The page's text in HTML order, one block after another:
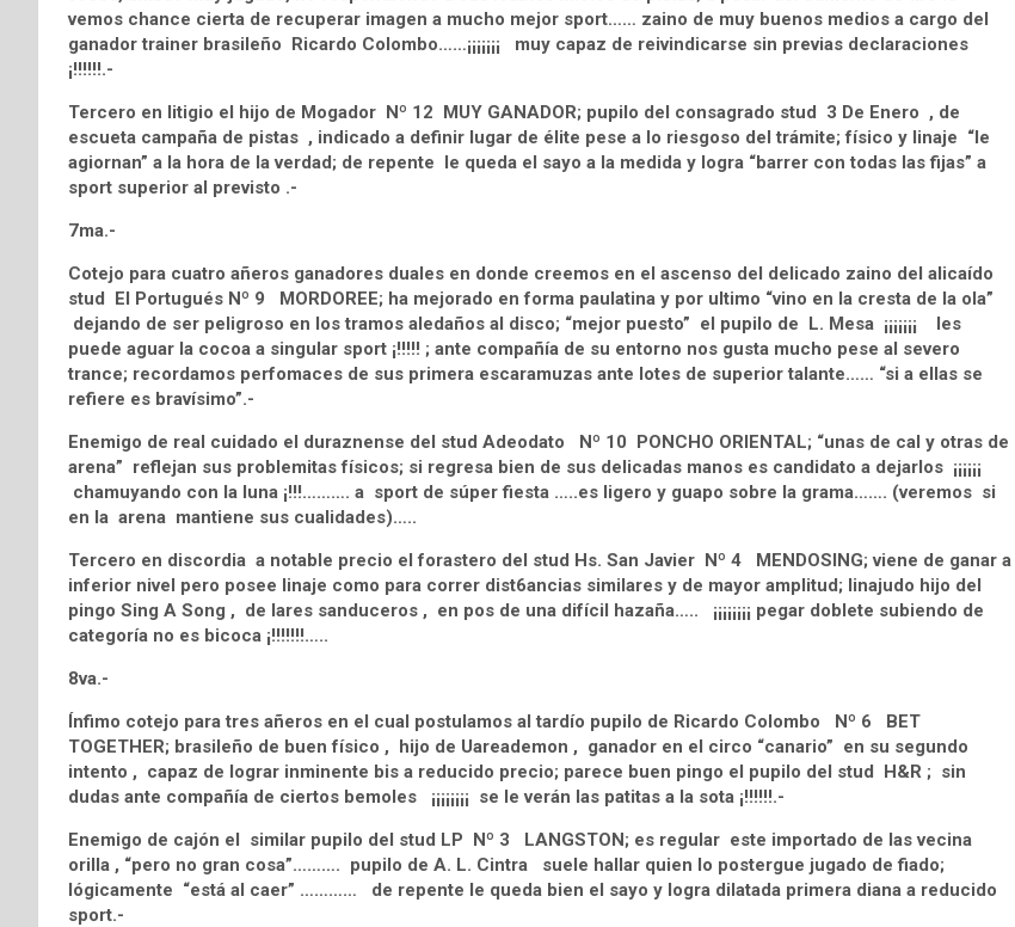
vemos chance cierta de recuperar imagen a mucho mejor sport…… zaino de muy buenos medios a cargo del
ganador trainer brasileño Ricardo Colombo……¡¡¡¡¡¡¡ muy capaz de reivindicarse sin previas declaraciones
¡!!!!!!.-
Tercero en litigio el hijo de Mogador Nº 12 MUY GANADOR; pupilo del consagrado stud 3 De Enero , de
escueta campaña de pistas , indicado a definir lugar de élite pese a lo riesgoso del trámite; físico y linaje “le
agiornan” a la hora de la verdad; de repente le queda el sayo a la medida y logra “barrer con todas las fijas” a
sport superior al previsto .-
7ma.-
Cotejo para cuatro añeros ganadores duales en donde creemos en el ascenso del delicado zaino del alicaído
stud El Portugués Nº 9 MORDOREE; ha mejorado en forma paulatina y por ultimo “vino en la cresta de la ola”
dejando de ser peligroso en los tramos aledaños al disco; “mejor puesto” el pupilo de L. Mesa ¡¡¡¡¡¡¡ les
puede aguar la cocoa a singular sport ¡!!!!! ; ante compañía de su entorno nos gusta mucho pese al severo
trance; recordamos perfomaces de sus primera escaramuzas ante lotes de superior talante…… “si a ellas se
refiere es bravísimo”.-
Enemigo de real cuidado el duraznense del stud Adeodato Nº 10 PONCHO ORIENTAL; “unas de cal y otras de
arena” reflejan sus problemitas físicos; si regresa bien de sus delicadas manos es candidato a dejarlos ¡¡¡¡¡¡
chamuyando con la luna ¡!!!………. a sport de súper fiesta …..es ligero y guapo sobre la grama……. (veremos si
en la arena mantiene sus cualidades)…..
Tercero en discordia a notable precio el forastero del stud Hs. San Javier Nº 4 MENDOSING; viene de ganar a
inferior nivel pero posee linaje como para correr dist6ancias similares y de mayor amplitud; linajudo hijo del
pingo Sing A Song , de lares sanduceros , en pos de una difícil hazaña….. ¡¡¡¡¡¡¡¡ pegar doblete subiendo de
categoría no es bicoca ¡!!!!!!!…..
8va.-
Ínfimo cotejo para tres añeros en el cual postulamos al tardío pupilo de Ricardo Colombo Nº 6 BET
TOGETHER; brasileño de buen físico , hijo de Uareademon , ganador en el circo “canario” en su segundo
intento , capaz de lograr inminente bis a reducido precio; parece buen pingo el pupilo del stud H&R ; sin
dudas ante compañía de ciertos bemoles ¡¡¡¡¡¡¡¡ se le verán las patitas a la sota ¡!!!!!!.-
Enemigo de cajón el similar pupilo del stud LP Nº 3 LANGSTON; es regular este importado de las vecina
orilla , “pero no gran cosa”………. pupilo de A. L. Cintra suele hallar quien lo postergue jugado de fiado;
lógicamente “está al caer” ………… de repente le queda bien el sayo y logra dilatada primera diana a reducido
sport.-